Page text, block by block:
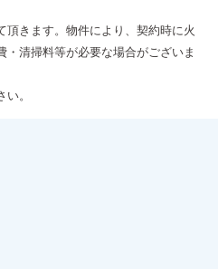
頂きます。物件により、契約時に火
・清掃料等が必要な場合がございま
。